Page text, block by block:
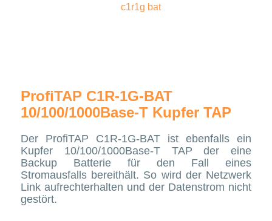
ProfiTAP C1R-1G-BAT
10/100/1000Base-T Kupfer TAP
Der ProfiTAP C1R-1G-BAT ist ebenfalls ein
Kupfer 10/100/1000Base-T TAP der eine
Backup Batterie für den Fall eines
Stromausfalls bereithält. So wird der Netzwerk
Link aufrechterhalten und der Datenstrom nicht
gestört.